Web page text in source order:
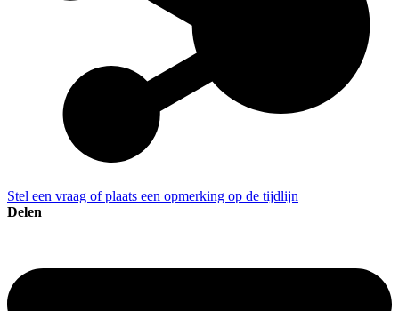
Stel een vraag of plaats een opmerking op de tijdlijn
Delen